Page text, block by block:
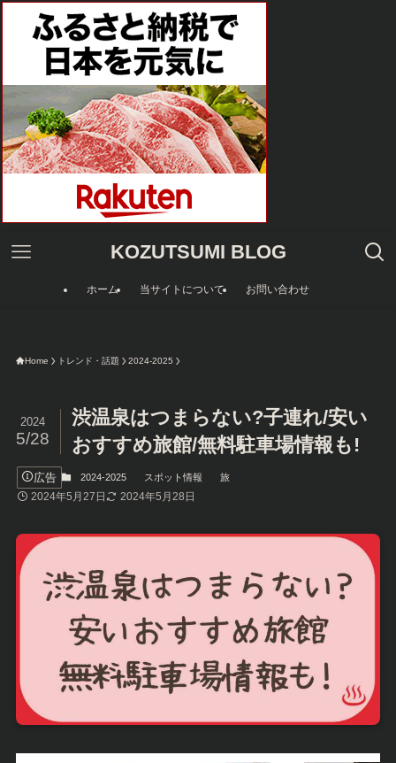
KOZUTSUMI BLOG
ホーム 当サイトについて お問い合わせ
Home トレンド・話題 2024-2025
渋温泉はつまらない?子連れ/安い
おすすめ旅館/無料駐車場情報も!
2024
5/28
広告 2024-2025 スポット情報 旅
2024年5月27日 2024年5月28日